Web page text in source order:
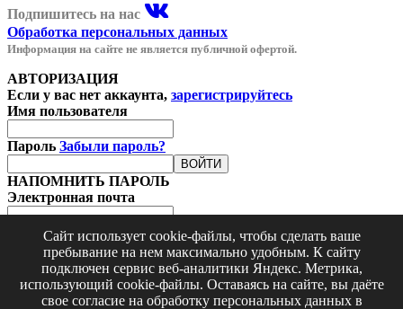
Сайт использует cookie-файлы, чтобы сделать ваше
пребывание на нем максимально удобным. К cайту
подключен сервис веб-аналитики Яндекс. Метрика,
использующий cookie-файлы. Оставаясь на сайте, вы даёте
свое согласие на обработку персональных данных в
Подпишитесь на нас
Обработка персональных данных
Информация на сайте не является публичной офертой.
АВТОРИЗАЦИЯ
Если у вас нет аккаунта, зарегистрируйтесь
Имя пользователя
Пароль Забыли пароль?
ВОЙТИ
НАПОМНИТЬ ПАРОЛЬ
Электронная почта